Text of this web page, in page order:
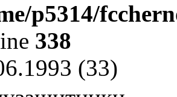
p5314/
338
(33)